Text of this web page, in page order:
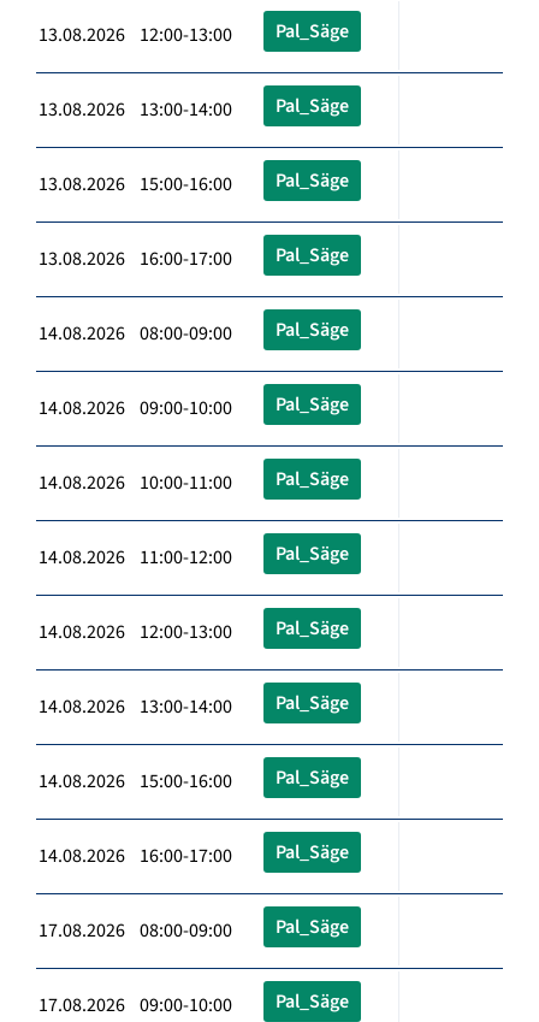
13.08.2026 12:00-13:00 Pal_Säge
13.08.2026 13:00-14:00 Pal_Säge
13.08.2026 15:00-16:00 Pal_Säge
13.08.2026 16:00-17:00 Pal_Säge
14.08.2026 08:00-09:00 Pal_Säge
14.08.2026 09:00-10:00 Pal_Säge
14.08.2026 10:00-11:00 Pal_Säge
14.08.2026 11:00-12:00 Pal_Säge
14.08.2026 12:00-13:00 Pal_Säge
14.08.2026 13:00-14:00 Pal_Säge
14.08.2026 15:00-16:00 Pal_Säge
14.08.2026 16:00-17:00 Pal_Säge
17.08.2026 08:00-09:00 Pal_Säge
17.08.2026 09:00-10:00 Pal_Säge